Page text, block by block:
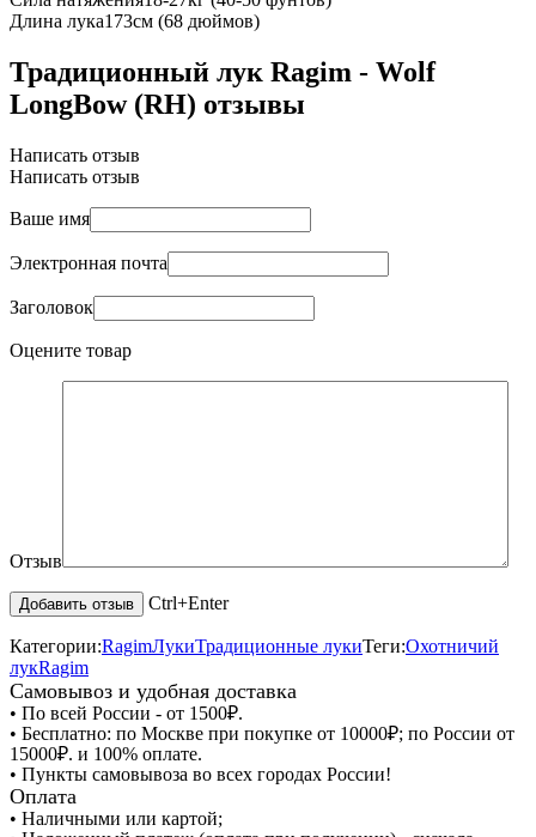
Длина лука173см (68 дюймов)
Традиционный лук Ragim - Wolf
LongBow (RH) отзывы
Написать отзыв
Написать отзыв
Ваше имя
Электронная почта
Заголовок
Оцените товар
Отзыв
Ctrl+Enter
Категории:RagimЛукиТрадиционные лукиТеги:Охотничий
лукRagim
Самовывоз и удобная доставка
• По всей России - от 1500₽.
• Бесплатно: по Москве при покупке от 10000₽; по России от
15000₽. и 100% оплате.
• Пункты самовывоза во всех городах России!
Оплата
• Наличными или картой;